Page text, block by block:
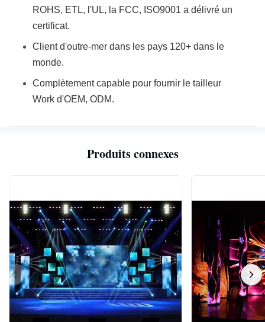
ROHS, ETL, l'UL, la FCC, ISO9001 a délivré un
certificat.
Client d'outre-mer dans les pays 120+ dans le
monde.
Complètement capable pour fournir le tailleur
Work d'OEM, ODM.
Produits connexes